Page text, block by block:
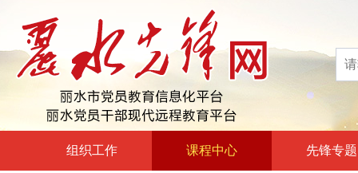
组织工作 课程中心 先锋专题